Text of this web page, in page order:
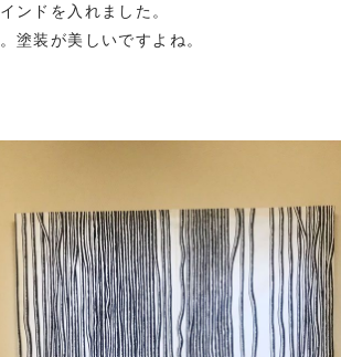
ンドを入れました。
塗装が美しいですよね。